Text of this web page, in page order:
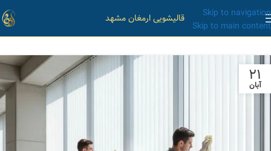
Skip to navigation
Skip to main content
قالیشویی ارمغان مشهد
۲۱
آبان